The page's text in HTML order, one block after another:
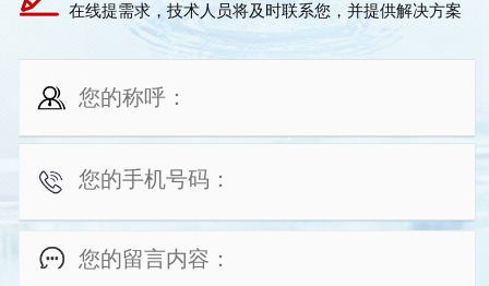
在线提需求，技术人员将及时联系您，并提供解决方案